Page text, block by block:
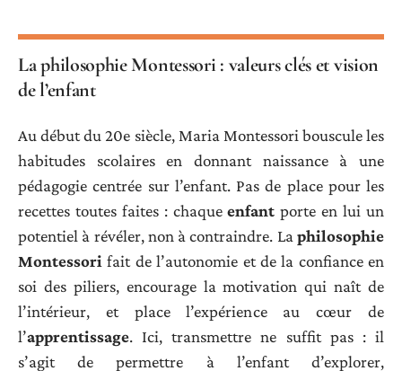
La philosophie Montessori : valeurs clés et vision
de l’enfant
Au début du 20e siècle, Maria Montessori bouscule les
habitudes scolaires en donnant naissance à une
pédagogie centrée sur l’enfant. Pas de place pour les
recettes toutes faites : chaqueenfant porte en lui un
potentiel à révéler, non à contraindre. La philosophie
Montessori fait de l’autonomie et de la confiance en
soi des piliers, encourage la motivation qui naît de
l’intérieur, et place l’expérience au cœur de
l’apprentissage. Ici, transmettre ne suffit pas : il
s’agit de permettre à l’enfant d’explorer,